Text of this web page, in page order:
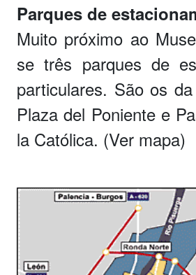
Parques de
Muito próximo ao
se três parques de
particulares. São os
Plaza del Poniente e
la Católica. (Ver mapa)